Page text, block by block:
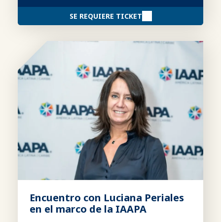
SE REQUIERE TICKET
Encuentro con Luciana Periales
en el marco de la IAAPA